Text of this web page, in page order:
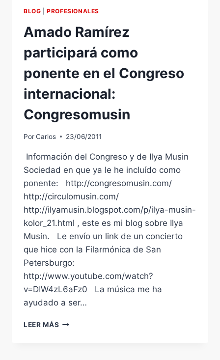
LA
SGAE,
TEDDY
BAUTISTA
PASARÁ
A
DISPOSICIÓN
JUDICIAL
BLOG |PROFESIONALES
Amado Ramírez
participará como
ponente en el Congreso
internacional:
Congresomusin
PorCarlos 23/06/2011
Información del Congreso y de Ilya Musin
Sociedad en que ya le he incluído como
ponente: http://congresomusin.com/
http://circulomusin.com/
http://ilyamusin.blogspot.com/p/ilya-musin-
kolor_21.html , este es mi blog sobre Ilya
Musin. Le envío un link de un concierto
que hice con la Filarmónica de San
Petersburgo:
http://www.youtube.com/watch?
v=DIW4zL6aFz0 La música me ha
ayudado a ser…
LEER MÁS AMADO